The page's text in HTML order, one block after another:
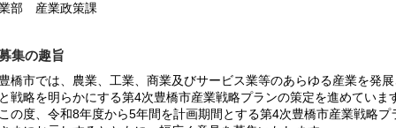
部 産業政策課
集の趣旨
橋市では、農業、工業、商業及びサービス業等のあらゆる産業を発
戦略を明らかにする第4次豊橋市産業戦略プランの策定を進めていま
の度、令和8年度から5年間を計画期間とする第4次豊橋市産業戦略プ